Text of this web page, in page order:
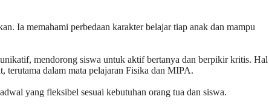
Ia memahami perbedaan karakter belajar tiap anak dan mampu
mendorong siswa untuk aktif bertanya dan berpikir kritis.
terutama dalam mata pelajaran Fisika dan MIPA.
yang fleksibel sesuai kebutuhan orang tua dan siswa.